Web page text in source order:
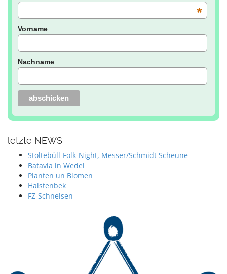
*
Vorname
Nachname
letzte NEWS
Stoltebüll-Folk-Night, Messer/Schmidt Scheune
Batavia in Wedel
Planten un Blomen
Halstenbek
FZ-Schnelsen